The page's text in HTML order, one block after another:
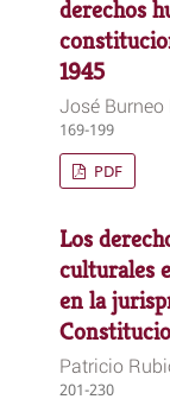
derechos
1945
José Burneo
169-199
PDF
Los
culturales
en la
Patricio
201-230